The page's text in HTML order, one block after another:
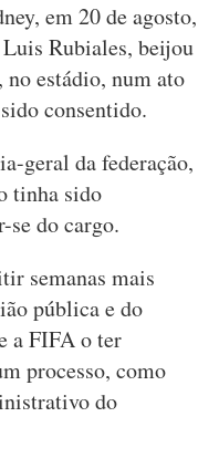
em 20 de agosto,
Rubiales, beijou
estádio, num ato
consentido.
geral da federação,
tinha sido
se do cargo.
semanas mais
pública e do
a FIFA o ter
processo, como
do